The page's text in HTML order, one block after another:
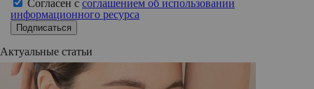
Согласен с соглашением об использовании
информационного ресурса
Подписаться
Актуальные статьи